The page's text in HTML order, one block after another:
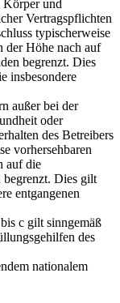
Körper und
Vertragspflichten
typischerweise
der Höhe nach auf
begrenzt. Dies
insbesondere
außer bei der
oder
des Betreibers
vorhersehbaren
auf die
begrenzt. Dies gilt
entgangenen
c gilt sinngemäß
des
nationalem